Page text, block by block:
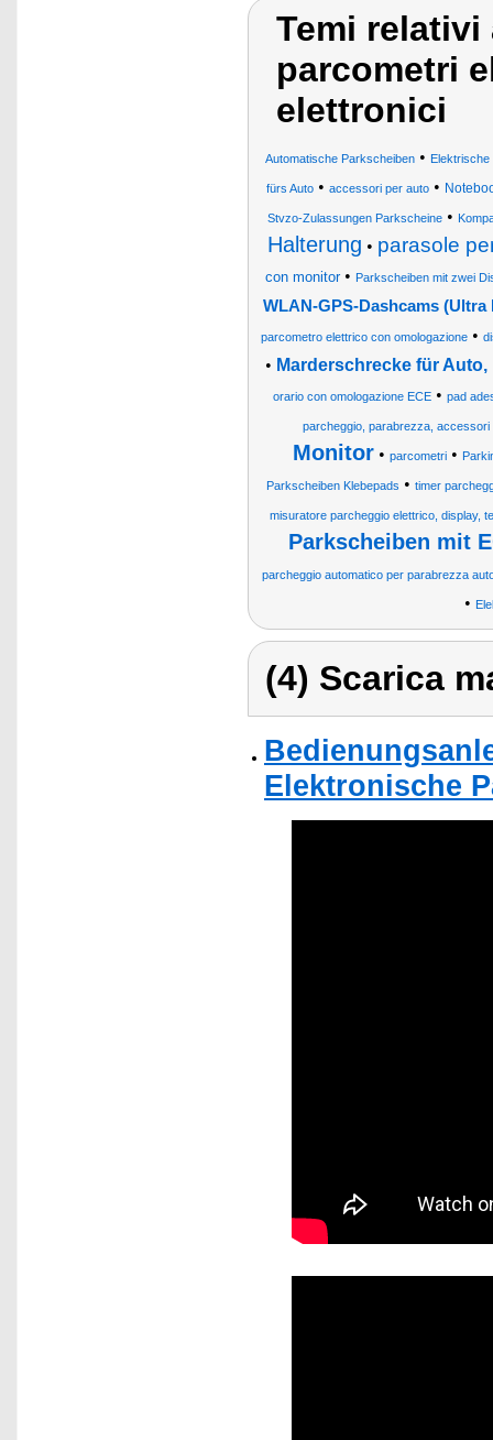
Temi
parcometri
elettronici
Automatische Parkscheiben • Elektrische
fürs Auto• accessori per auto•
Stvzo-Zulassungen Parkscheine •
Halterung • parasole
con monitor• Parkscheiben mit zwei
WLAN-GPS-Dashcams
parcometro elettrico con omologazione•
• Marderschrecke für Auto,
orario con omologazione ECE• pad
parcheggio, parabrezza,
Monitor • parcometri •
Parkscheiben Klebepads • timer
misuratore parcheggio elettrico, display,
Parkscheiben mit
parcheggio automatico per parabrezza
•
(4) Scarica
Elektronische